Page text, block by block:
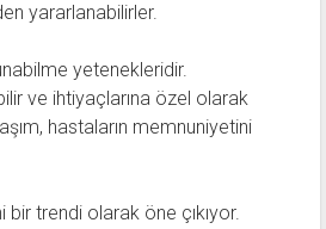
yararlanabilirler.
yetenekleridir.
ve ihtiyaçlarına özel olarak
hastaların memnuniyetini
trendi olarak öne çıkıyor.